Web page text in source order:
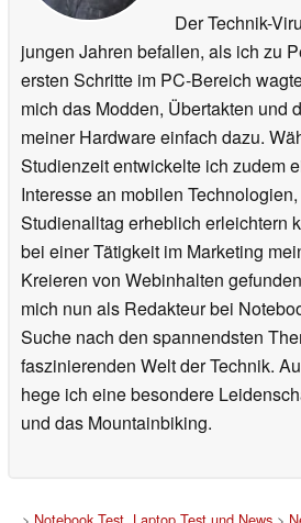
Der Technik-
jungen Jahren befallen, als ich zu
ersten Schritte im PC-Bereich
mich das Modden, Übertakten und
meiner Hardware einfach dazu.
Studienzeit entwickelte ich zudem
Interesse an mobilen
Studienalltag erheblich erleichtern
bei einer Tätigkeit im Marketing
Kreieren von Webinhalten
mich nun als Redakteur bei
Suche nach den spannendsten
faszinierenden Welt der Technik.
hege ich eine besondere
und das Mountainbiking.